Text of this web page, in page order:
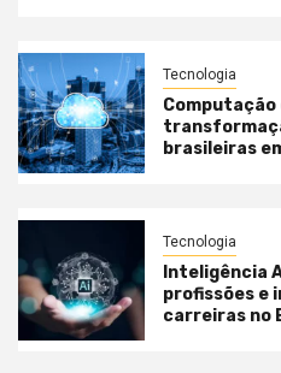
Tecnologia
Computação
brasileiras
Tecnologia
Inteligência
profissões e
carreiras no